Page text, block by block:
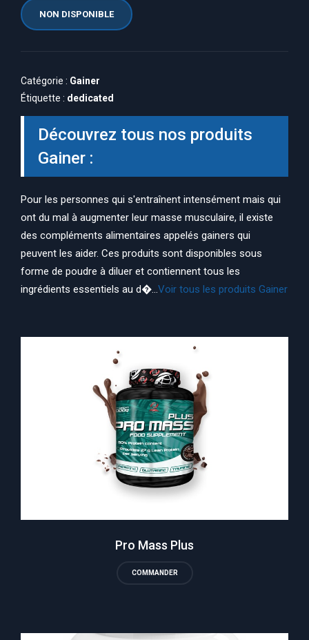
NON DISPONIBLE
Catégorie : Gainer
Étiquette : dedicated
Découvrez tous nos produits
Gainer :
Pour les personnes qui s'entraînent intensément mais qui
ont du mal à augmenter leur masse musculaire, il existe
des compléments alimentaires appelés gainers qui
peuvent les aider. Ces produits sont disponibles sous
forme de poudre à diluer et contiennent tous les
ingrédients essentiels au d�...Voir tous les produits Gainer
Pro Mass Plus
COMMANDER